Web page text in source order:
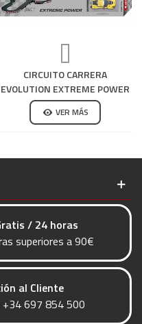
CIRCUITO CARRERA
EVOLUTION EXTREME POWER
VER MÁS
/ 24 horas
superiores a 90€
al Cliente
+34 697 854 500